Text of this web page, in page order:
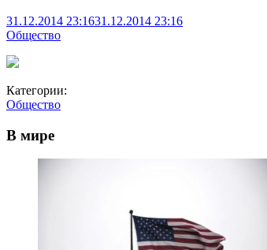
31.12.2014 23:1631.12.2014 23:16
Общество
Категории:
Общество
В мире